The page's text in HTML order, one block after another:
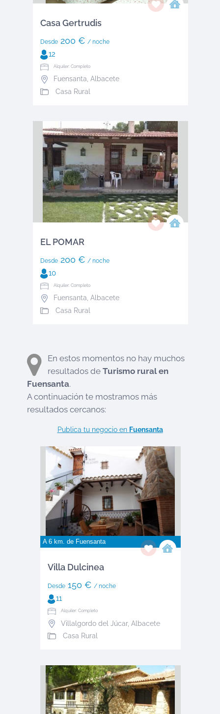
Casa Gertrudis
Desde200 € / noche
12
Alquiler: Completo
Fuensanta, Albacete
Casa Rural
EL POMAR
Desde200 € / noche
10
Alquiler: Completo
Fuensanta, Albacete
Casa Rural
En estos momentos no hay muchos
resultados de Turismo rural en
Fuensanta.
A continuación te mostramos más
resultados cercanos:
Publica tu negocio en Fuensanta
A 6 km. de Fuensanta
Villa Dulcinea
Desde150 € / noche
11
Alquiler: Completo
Villalgordo del Júcar, Albacete
Casa Rural